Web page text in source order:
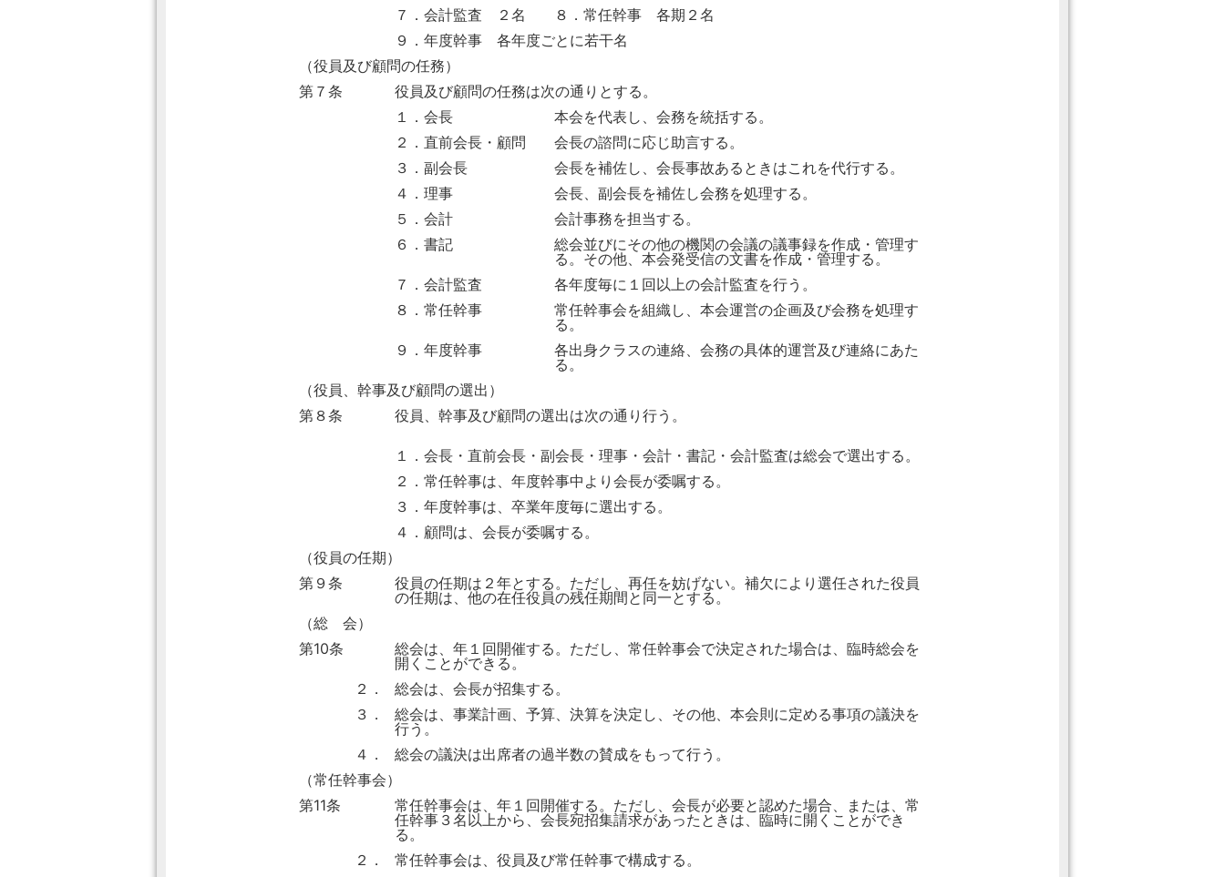
７．会計監査 ２名
８．常任幹事 各期２名
９．年度幹事 各年度ごとに若干名
（役員及び顧問の任務）
第７条
役員及び顧問の任務は次の通りとする。
１．会長
本会を代表し、会務を統括する。
２．直前会長・顧問
会長の諮問に応じ助言する。
３．副会長
会長を補佐し、会長事故あるときはこれを代行する。
４．理事
会長、副会長を補佐し会務を処理する。
５．会計
会計事務を担当する。
６．書記
総会並びにその他の機関の会議の議事録を作成・管理す
る。その他、本会発受信の文書を作成・管理する。
７．会計監査
各年度毎に１回以上の会計監査を行う。
８．常任幹事
常任幹事会を組織し、本会運営の企画及び会務を処理す
る。
９．年度幹事
各出身クラスの連絡、会務の具体的運営及び連絡にあた
る。
（役員、幹事及び顧問の選出）
第８条
役員、幹事及び顧問の選出は次の通り行う。
１．会長・直前会長・副会長・理事・会計・書記・会計監査は総会で選出する。
２．常任幹事は、年度幹事中より会長が委嘱する。
３．年度幹事は、卒業年度毎に選出する。
４．顧問は、会長が委嘱する。
（役員の任期）
第９条
役員の任期は２年とする。ただし、再任を妨げない。補欠により選任された役員
の任期は、他の在任役員の残任期間と同一とする。
（総 会）
第10条
総会は、年１回開催する。ただし、常任幹事会で決定された場合は、臨時総会を
開くことができる。
２．
総会は、会長が招集する。
３．
総会は、事業計画、予算、決算を決定し、その他、本会則に定める事項の議決を
行う。
４．
総会の議決は出席者の過半数の賛成をもって行う。
（常任幹事会）
第11条
常任幹事会は、年１回開催する。ただし、会長が必要と認めた場合、または、常
任幹事３名以上から、会長宛招集請求があったときは、臨時に開くことができ
る。
２．
常任幹事会は、役員及び常任幹事で構成する。